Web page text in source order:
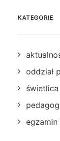
KATEGORIE
oddział
świetlica